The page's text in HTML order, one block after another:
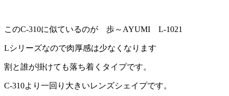
このC-310に似ているのが 歩～AYUMI L-1021
Lシリーズなので肉厚感は少なくなります
割と誰が掛けても落ち着くタイプです。
C-310より一回り大きいレンズシェイプです。